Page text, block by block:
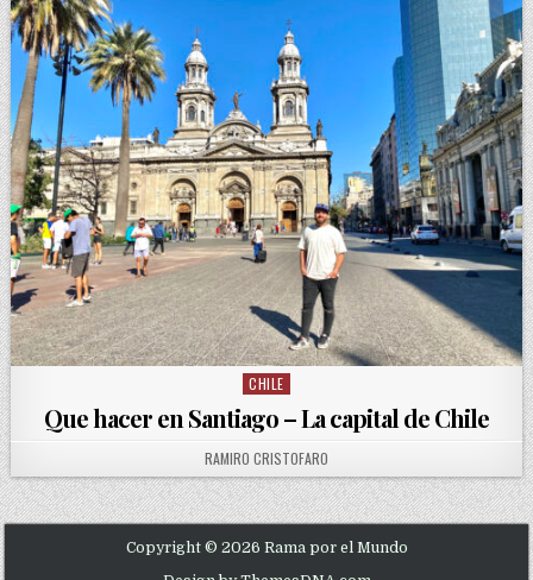
Posted in
CHILE
Que hacer en Santiago – La capital de Chile
AUTHOR:
RAMIRO CRISTOFARO
Copyright © 2026 Rama por el Mundo